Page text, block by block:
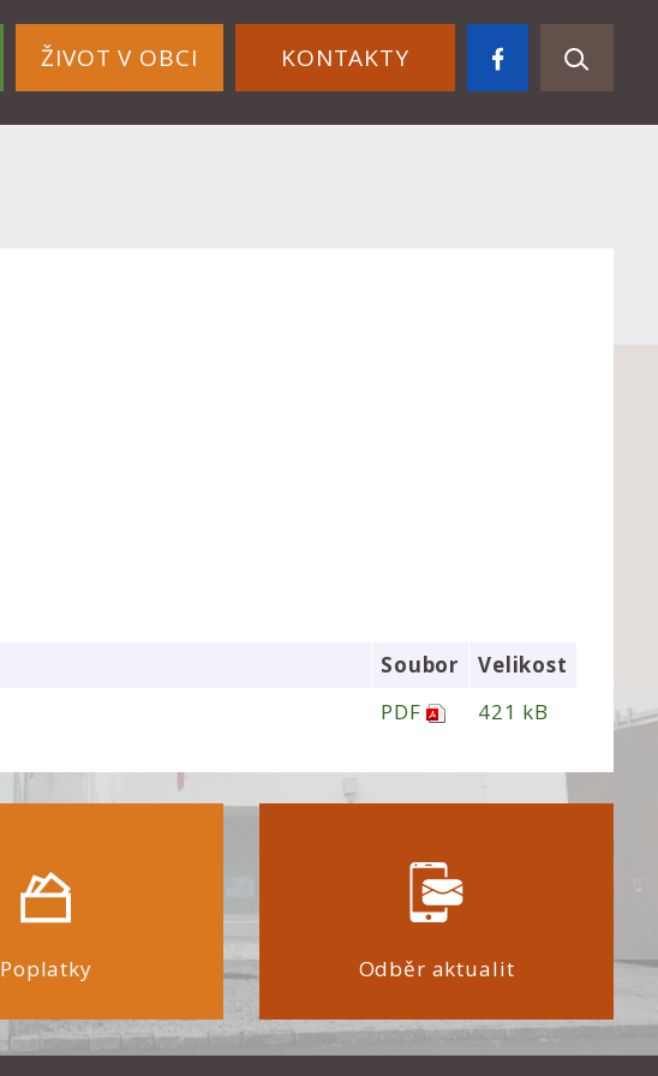
ŽIVOT V OBCI KONTAKTY
Soubor
Velikost
PDF 421 kB
Poplatky Odběr aktualit